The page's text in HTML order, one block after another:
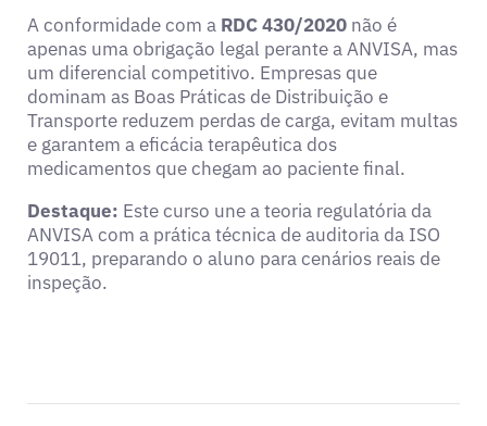
A conformidade com a RDC 430/2020 não é
apenas uma obrigação legal perante a ANVISA, mas
um diferencial competitivo. Empresas que
dominam as Boas Práticas de Distribuição e
Transporte reduzem perdas de carga, evitam multas
e garantem a eficácia terapêutica dos
medicamentos que chegam ao paciente final.
Destaque: Este curso une a teoria regulatória da
ANVISA com a prática técnica de auditoria da ISO
19011, preparando o aluno para cenários reais de
inspeção.